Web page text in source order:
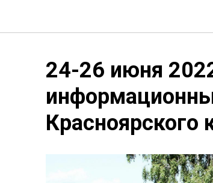
24-26 июня
Красноярского